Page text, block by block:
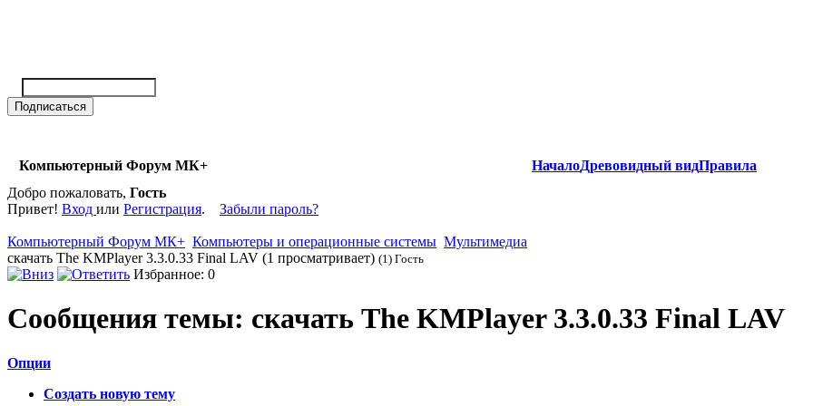
Компьютерный Форум МК+ НачалоДревовидный видПравила
Добро пожаловать, Гость
Привет! Вход или Регистрация. Забыли пароль?
Компьютерный Форум МК+ Компьютеры и операционные системы Мультимедиа
скачать The KMPlayer 3.3.0.33 Final LAV (1 просматривает) (1) Гость
Избранное: 0
Сообщения темы: скачать The KMPlayer 3.3.0.33 Final LAV
Опции
Создать новую тему